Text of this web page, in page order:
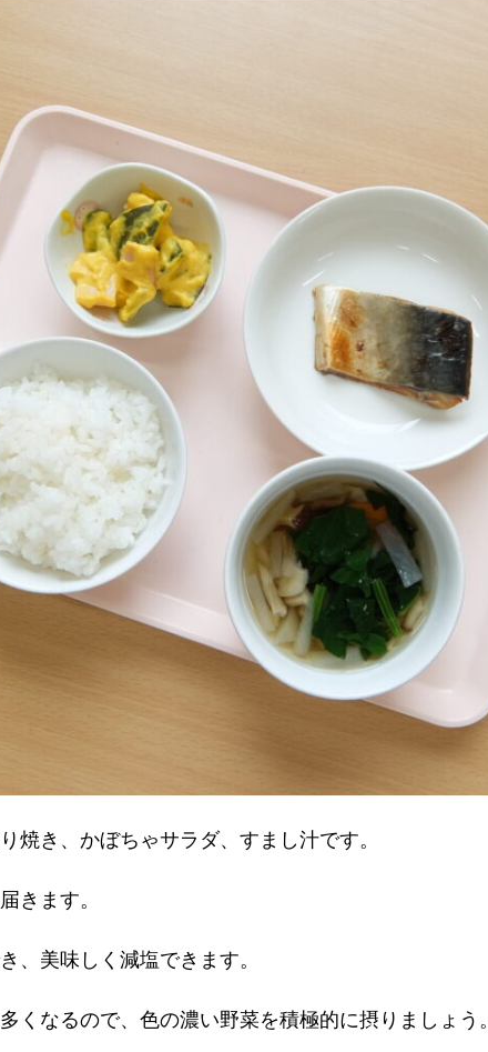
焼き、かぼちゃサラダ、すまし汁です。
きます。
、美味しく減塩できます。
くなるので、色の濃い野菜を積極的に摂りましょう。